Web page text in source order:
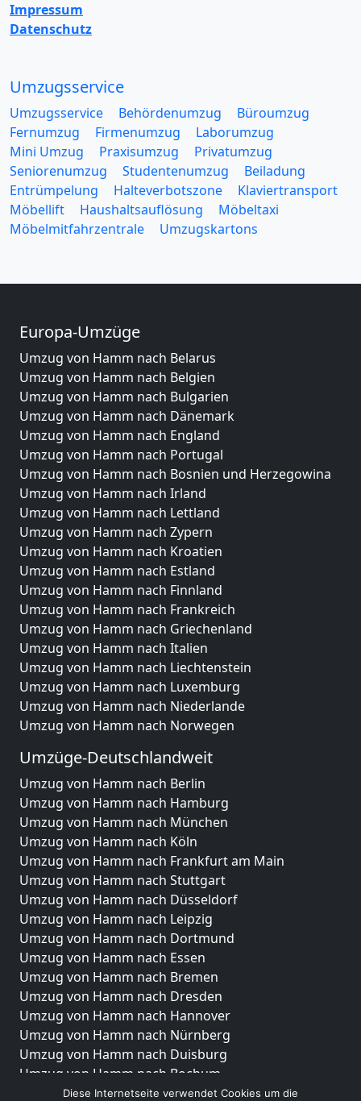
Impressum
Datenschutz
Umzugsservice
Umzugsservice Behördenumzug
Büroumzug
Fernumzug
Firmenumzug
Laborumzug
Mini Umzug
Praxisumzug
Privatumzug
Seniorenumzug
Studentenumzug
Beiladung
Entrümpelung
Halteverbotszone
Klaviertransport
Möbellift
Haushaltsauflösung
Möbeltaxi
Möbelmitfahrzentrale
Umzugskartons
Europa-Umzüge
Umzug von Hamm nach Belarus
Umzug von Hamm nach Belgien
Umzug von Hamm nach Bulgarien
Umzug von Hamm nach Dänemark
Umzug von Hamm nach England
Umzug von Hamm nach Portugal
Umzug von Hamm nach Bosnien und Herzegowina
Umzug von Hamm nach Irland
Umzug von Hamm nach Lettland
Umzug von Hamm nach Zypern
Umzug von Hamm nach Kroatien
Umzug von Hamm nach Estland
Umzug von Hamm nach Finnland
Umzug von Hamm nach Frankreich
Umzug von Hamm nach Griechenland
Umzug von Hamm nach Italien
Umzug von Hamm nach Liechtenstein
Umzug von Hamm nach Luxemburg
Umzug von Hamm nach Niederlande
Umzug von Hamm nach Norwegen
Umzüge-Deutschlandweit
Umzug von Hamm nach Berlin
Umzug von Hamm nach Hamburg
Umzug von Hamm nach München
Umzug von Hamm nach Köln
Umzug von Hamm nach Frankfurt am Main
Umzug von Hamm nach Stuttgart
Umzug von Hamm nach Düsseldorf
Umzug von Hamm nach Leipzig
Umzug von Hamm nach Dortmund
Umzug von Hamm nach Essen
Umzug von Hamm nach Bremen
Umzug von Hamm nach Dresden
Umzug von Hamm nach Hannover
Umzug von Hamm nach Nürnberg
Umzug von Hamm nach Duisburg
Umzug von Hamm nach Bochum
Umzug von Hamm nach Wuppertal
Diese Internetseite verwendet Cookies um die